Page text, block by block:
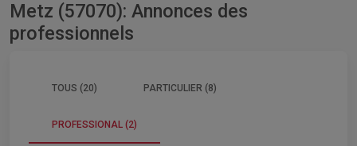
Metz (57070): Annonces des
professionnels
TOUS (20) PARTICULIER (8)
PROFESSIONAL (2)